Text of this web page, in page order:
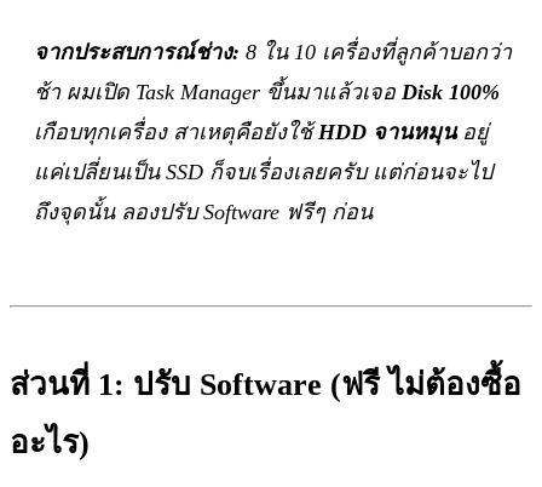
จากประสบการณ์ช่าง: 8 ใน 10 เครื่องที่ลูกค้าบอกว่า
ช้า ผมเปิด Task Manager ขึ้นมาแล้วเจอ Disk 100%
เกือบทุกเครื่อง สาเหตุคือยังใช้HDD จานหมุนอยู่
แค่เปลี่ยนเป็น SSD ก็จบเรื่องเลยครับ แต่ก่อนจะไป
ถึงจุดนั้น ลองปรับ Software ฟรีๆ ก่อน
ส่วนที่ 1: ปรับ Software (ฟรี ไม่ต้องซื้อ
อะไร)